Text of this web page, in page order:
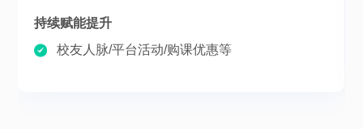
持续赋能提升
校友人脉/平台活动/购课优惠等